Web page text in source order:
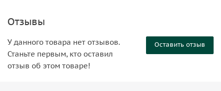
Отзывы
Оставить отзыв
У данного товара нет отзывов.
Станьте первым, кто оставил
отзыв об этом товаре!